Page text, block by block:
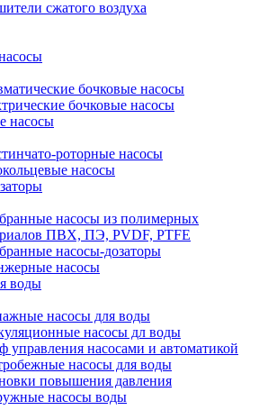
сжатого воздуха
бочковые насосы
бочковые насосы
насосы
роторные насосы
насосы
насосы из полимерных
ПВХ, ПЭ, PVDF, PTFE
насосы-дозаторы
насосы
воды
насосы для воды
насосы дл воды
управления насосами и автоматикой
насосы для воды
повышения давления
насосы воды